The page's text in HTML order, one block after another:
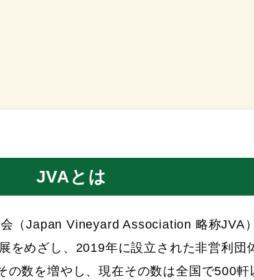
JVAとは
（Japan Vineyard Association 略称JVA）
をめざし、2019年に設立された非営利団
の数を増やし、現在その数は全国で500軒